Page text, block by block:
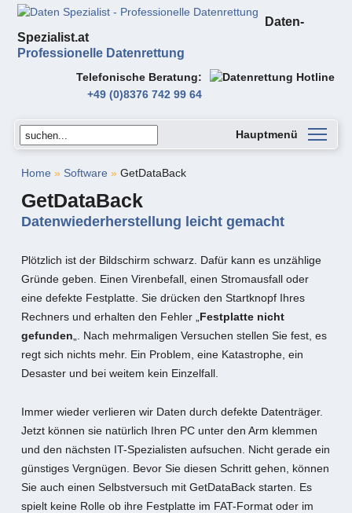
Daten-
Spezialist.at
Professionelle Datenrettung
Telefonische Beratung
+49 (0)8376 742 99 64
Hauptmenü
Home » Software »GetDataBack
GetDataBack
Datenwiederherstellung leicht gemacht
Plötzlich ist der Bildschirm schwarz. Dafür kann es unzählige
Gründe geben. Einen Virenbefall, einen Stromausfall oder
eine defekte Festplatte. Sie drücken den Startknopf Ihres
Rechners und erhalten den Fehler „ Festplatte nicht
gefunden „. Nach mehrmaligen Versuchen stellen Sie fest, es
regt sich nichts mehr. Ein Problem, eine Katastrophe, ein
Desaster und bei weitem kein Einzelfall.
Immer wieder verlieren wir Daten durch defekte Datenträger.
Jetzt können sie natürlich Ihren PC unter den Arm klemmen
und den nächsten IT-Spezialisten aufsuchen. Nicht gerade ein
günstiges Vergnügen. Bevor Sie diesen Schritt gehen, können
Sie auch einen Selbstversuch mit GetDataBack starten. Es
spielt keine Rolle ob ihre Festplatte im FAT-Format oder im